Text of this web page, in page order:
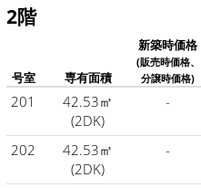
2階
号室 専有面積
新築時価格
(販売時価格、
分譲時価格)
201
42.53㎡
(2DK)
-
202
42.53㎡
(2DK)
-